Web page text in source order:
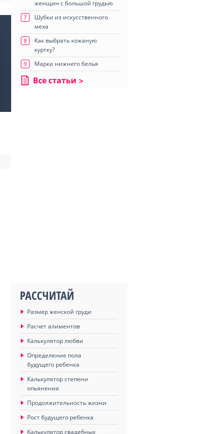
женщин с большой грудью
7
Шубки из искусственного
меха
8
Как выбрать кожаную
куртку?
9 Марки нижнего белья
Все статьи
РАССЧИТАЙ
Размер женской груди
Расчет алиментов
Калькулятор любви
Определение пола
будущего ребенка
Калькулятор степени
опьянения
Продолжительность жизни
Рост будущего ребенка
Калькулятор свадебных